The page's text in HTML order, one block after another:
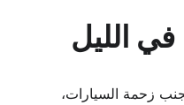
الليل
زحمة السيارات،